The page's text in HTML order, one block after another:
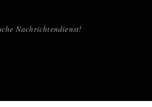
Nachrichtendienst!